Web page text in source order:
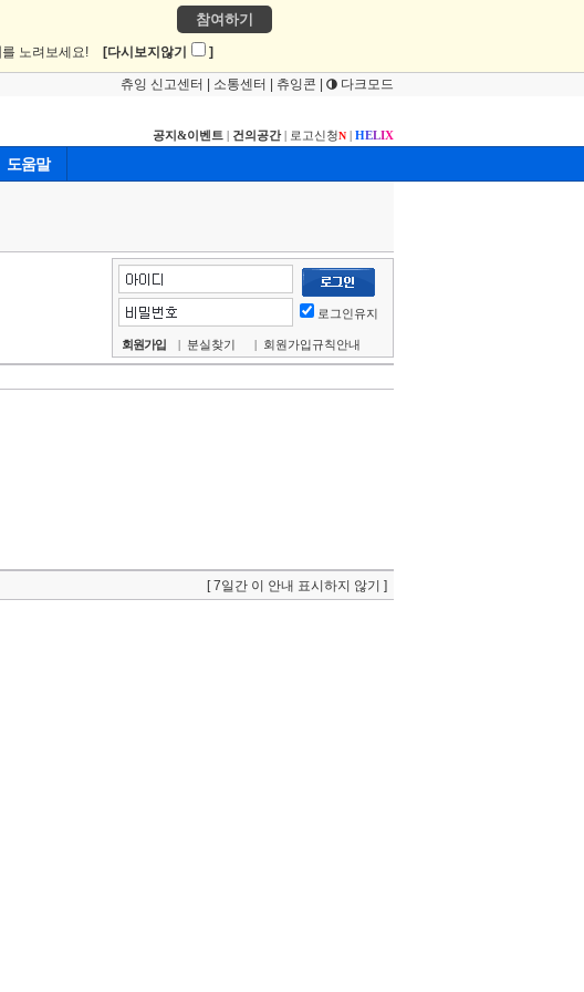
참여하기
를 노려보세요! [다시보지않기 ]
츄잉 신고센터 소통센터 츄잉콘 다크모드
공지&이벤트 | 건의공간| 로고신청N | HELIX
도움말
로그인유지
회원가입 | 분실찾기 | 회원가입규칙안내
[ 7일간 이 안내 표시하지 않기 ]